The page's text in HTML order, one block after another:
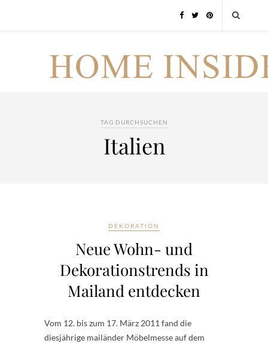
TAG DURCHSUCHEN
Italien
DEKORATION
Neue Wohn- und
Dekorationstrends in
Mailand entdecken
Vom 12. bis zum 17. März 2011 fand die
diesjährige mailänder Möbelmesse auf dem